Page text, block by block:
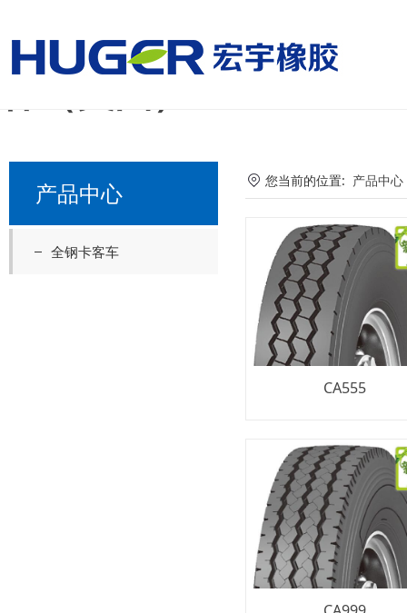
美国国家男子足球队
杯（美国）
产品中心
全钢卡客车
您当前的位置: 产品中心
CA555